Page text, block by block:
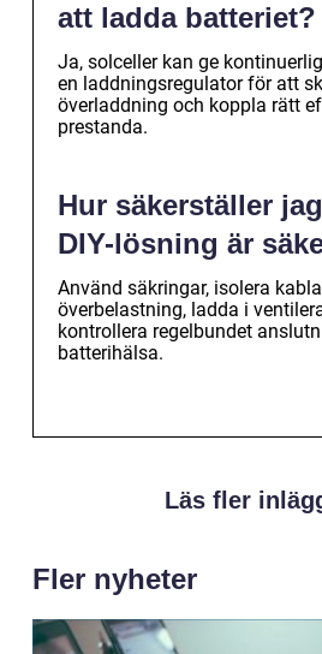
att ladda batteriet?
Ja, solceller kan ge
en laddningsregulator för att
överladdning och koppla rätt
prestanda.
Hur säkerställer
DIY-lösning är
Använd säkringar, isolera
överbelastning, ladda i
kontrollera regelbundet
batterihälsa.
Läs fler
Fler nyheter